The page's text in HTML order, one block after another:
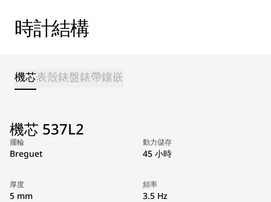
時計結構
機芯表殼錶盤錶帶鑲嵌
機芯 537L2
擺輪
Breguet
動力儲存
45 小時
厚度
5 mm
頻率
3.5 Hz